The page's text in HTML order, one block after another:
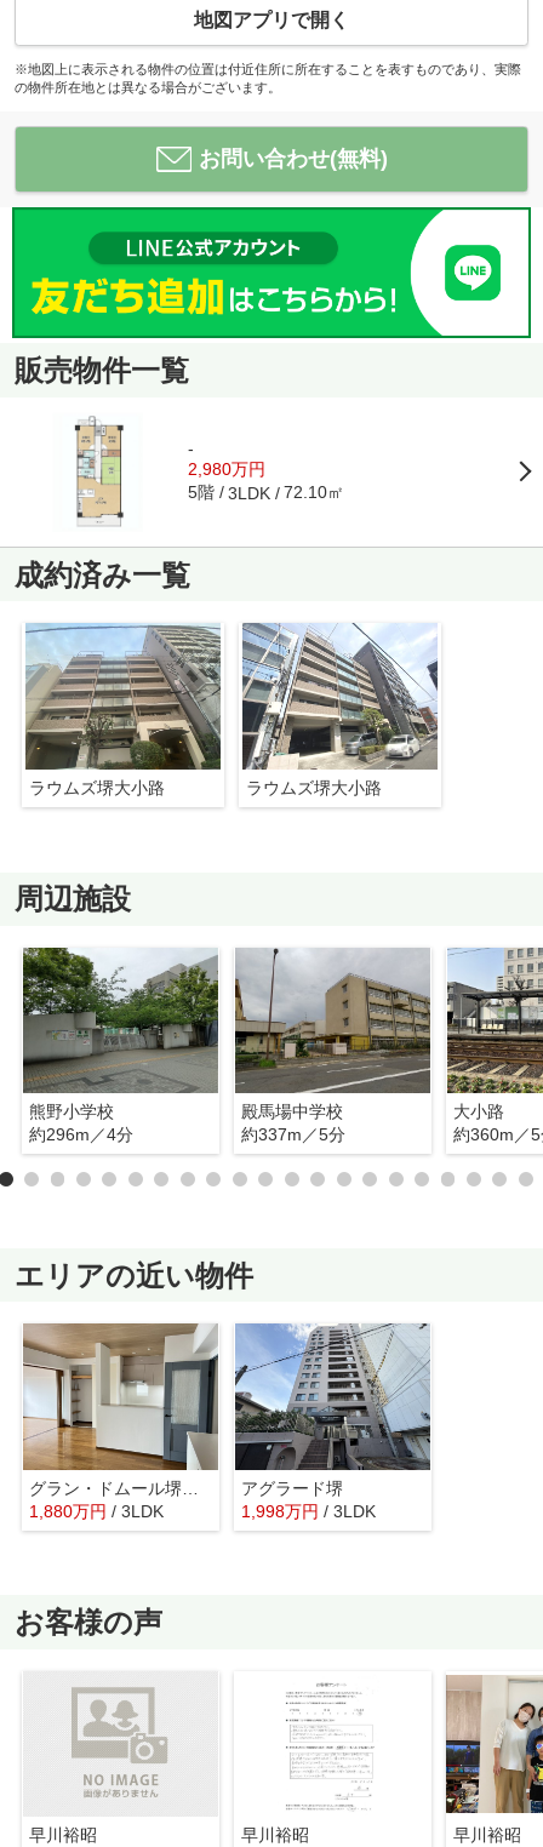
地図アプリで開く
※地図上に表示される物件の位置は付近住所に所在することを表すものであり、実際
の物件所在地とは異なる場合がございます。
お問い合わせ(無料)
販売物件一覧
-
2,980万円
5階 3LDK 72.10㎡
成約済み一覧
ラウムズ堺大小路 ラウムズ堺大小路
周辺施設
熊野小学校
約296m／4分
殿馬場中学校
約337m／5分
大小路
約360m／
エリアの近い物件
1,880万円 / 3LDK
アグラード堺
1,998万円 / 3LDK
お客様の声
早川裕昭 早川裕昭 早川裕昭